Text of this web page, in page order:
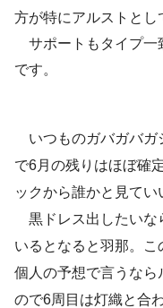
方が特にアルストとし
サポートもタイプ一
です。
いつものガバガバガ
で6月の残りはほぼ確
ックから誰かと見てい
黒ドレス出したいな
いるとなると羽那。こ
個人の予想で言うな
ので6周目は灯織と合